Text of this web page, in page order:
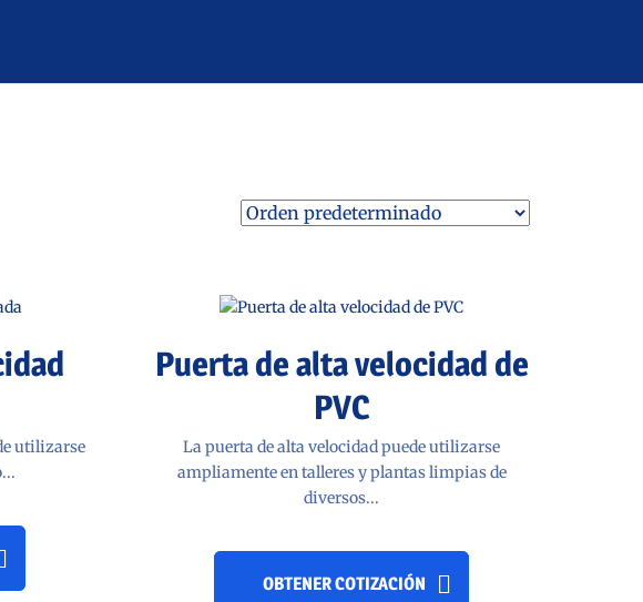
utilizarse
Puerta de alta velocidad de
PVC
La puerta de alta velocidad puede utilizarse
ampliamente en talleres y plantas limpias de
diversos...
OBTENER COTIZACIÓN